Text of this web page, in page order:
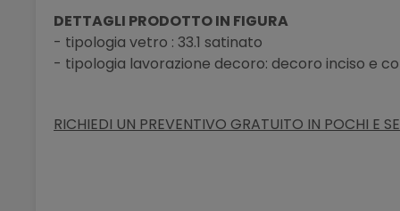
DETTAGLI PRODOTTO IN FIGURA
- tipologia vetro : 33.1 satinato
- tipologia lavorazione decoro: decoro inciso e
RICHIEDI UN PREVENTIVO GRATUITO IN POCHI E